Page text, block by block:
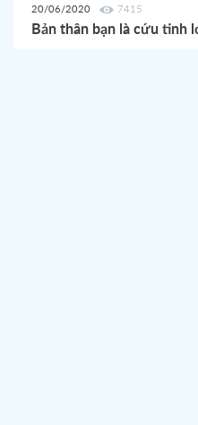
20/06/2020 7415